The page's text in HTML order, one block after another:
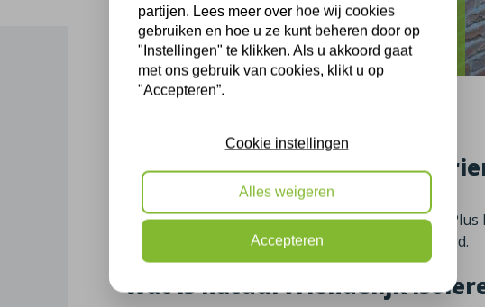
Assen
Natuurvriendelijk isoleren in Assen
Vrijstaande woning
Op 07-04-2025 hebben de isolatiemonteurs van
de Buitenes op natuurvriendelijke wijze geïsoleerd.
Wat is natuurvriendelijk
partijen. Lees meer over hoe wij cookies
gebruiken en hoe u ze kunt beheren door op
"Instellingen" te klikken. Als u akkoord gaat
met ons gebruik van cookies, klikt u op
"Accepteren”.
Cookie instellingen
Alles weigeren
Accepteren